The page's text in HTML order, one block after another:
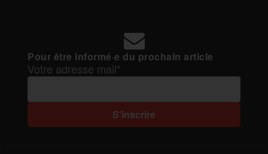
Pour être informé·e du prochain article
Votre adresse mail*